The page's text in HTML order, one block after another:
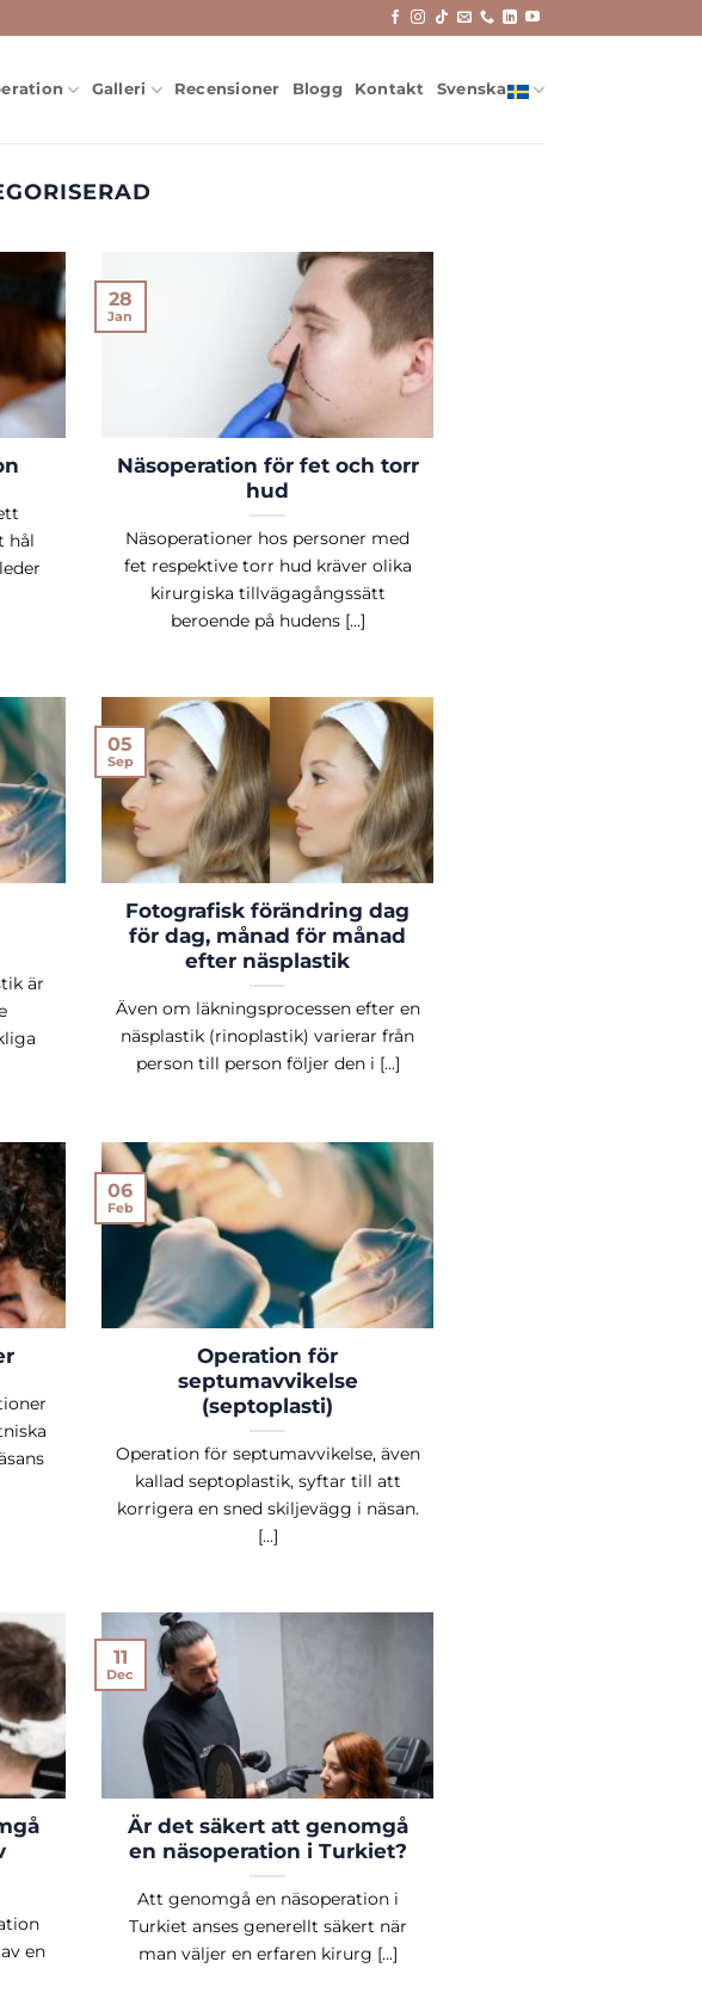
Galleri Recensioner Blogg Kontakt Svenska
hål
Näsoperation för fet och torr
hud
Näsoperationer hos personer med
fet respektive torr hud kräver olika
kirurgiska tillvägagångssätt
beroende på hudens [...]
28
Jan
är
Fotografisk förändring dag
för dag, månad för månad
efter näsplastik
Även om läkningsprocessen efter en
näsplastik (rinoplastik) varierar från
person till person följer den i [...]
05
Sep
Operation för
septumavvikelse
(septoplasti)
Operation för septumavvikelse, även
kallad septoplastik, syftar till att
korrigera en sned skiljevägg i näsan.
[...]
06
Feb
en
Är det säkert att genomgå
en näsoperation i Turkiet?
Att genomgå en näsoperation i
Turkiet anses generellt säkert när
man väljer en erfaren kirurg [...]
11
Dec